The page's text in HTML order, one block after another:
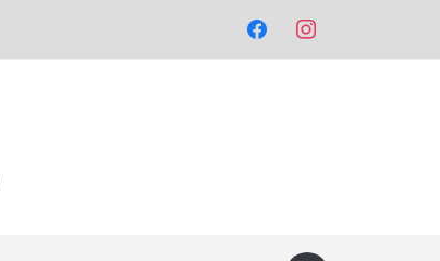
facebookinstagram